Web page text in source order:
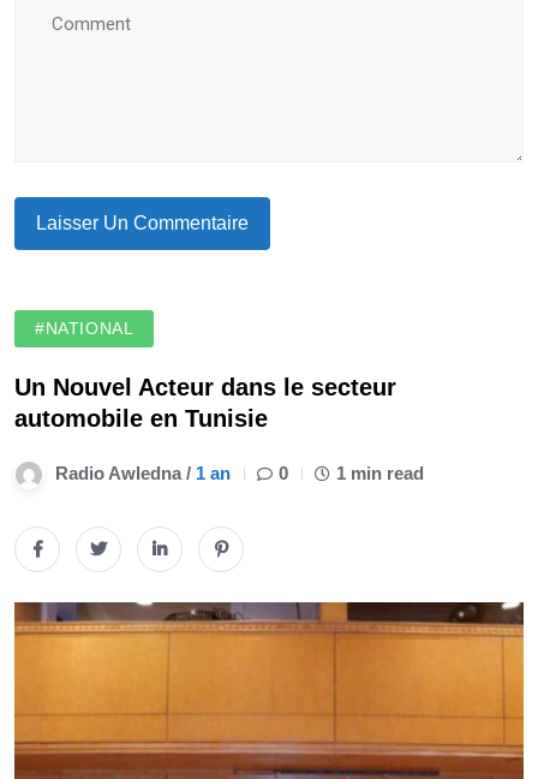
#NATIONAL
Un Nouvel Acteur dans le secteur
automobile en Tunisie
Radio Awledna / 1 an 0 1 min read